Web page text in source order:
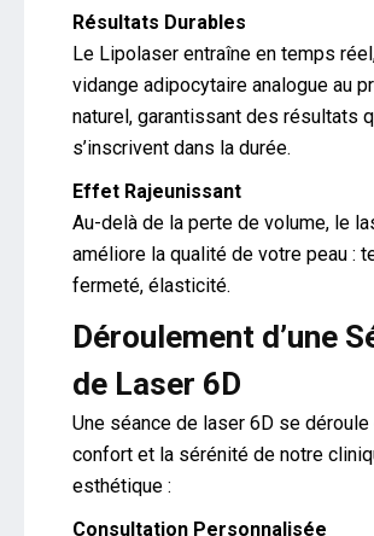
Résultats Durables
Le Lipolaser entraîne en temps
vidange adipocytaire analogue au
naturel, garantissant des résultats
s’inscrivent dans la durée.
Effet Rajeunissant
Au-delà de la perte de volume, le
améliore la qualité de votre peau :
fermeté, élasticité.
Déroulement d’une
de Laser 6D
Une séance de laser 6D se
confort et la sérénité de notre
esthétique :
Consultation Personnalisée